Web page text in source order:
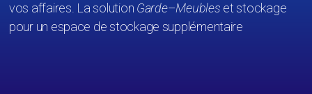
vos affaires. La solution Garde–Meubles et stockage
pour un espace de stockage supplémentaire